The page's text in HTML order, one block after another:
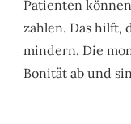
Patienten
zahlen. Das hilft,
mindern. Die
Bonität ab und